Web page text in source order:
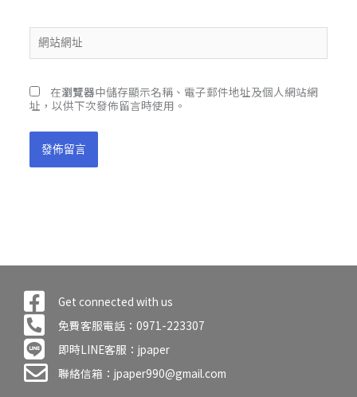
地
址
*
網
站
網
在瀏覽器中儲存顯示名稱、電子郵件地址及個人網站網
址，以供下次發佈留言時使用。
Get connected with us
免費客服電話：0971-223307
即時LINE客服：jpaper
聯絡信箱：jpaper990@gmail.com